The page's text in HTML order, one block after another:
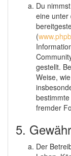
Du
eine unter
(
gestellt.
Weise,
fremder
5.
Der